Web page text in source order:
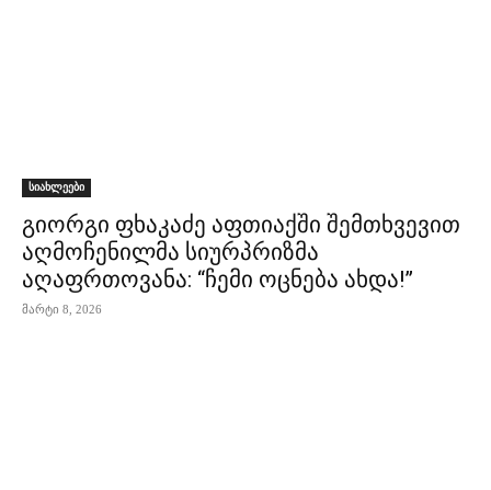
სიახლეები
გიორგი ფხაკაძე აფთიაქში შემთხვევით
აღმოჩენილმა სიურპრიზმა
აღაფრთოვანა: “ჩემი ოცნება ახდა!”
მარტი 8, 2026